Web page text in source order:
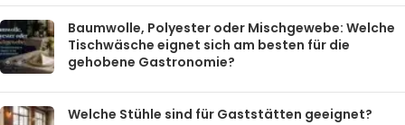
Baumwolle, Polyester oder Mischgewebe: Welche
Tischwäsche eignet sich am besten für die
gehobene Gastronomie?
Welche Stühle sind für Gaststätten geeignet?